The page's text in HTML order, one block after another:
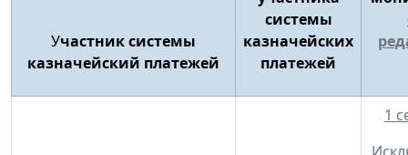
Участник системы
казначейский платежей
системы
казначейских
платежей
1